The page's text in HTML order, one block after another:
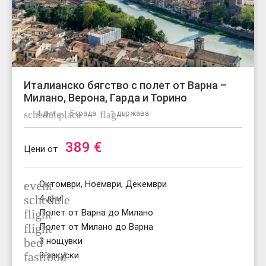
Италианско бягство с полет от Варна –
Милано, Верона, Гарда и Торино
schedule
4 дни ·place5 града ·flag1 държава
Цени от 389 €
event
Октомври, Ноември, Декември
schedule
4 дни
flightПолет от Варна до Милано
flightПолет от Милано до Варна
bed3 нощувки
fastfood
3 закуски